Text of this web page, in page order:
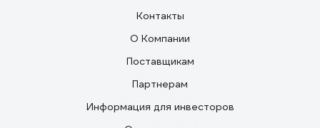
Контакты
О Компании
Поставщикам
Партнерам
Информация для инвесторов